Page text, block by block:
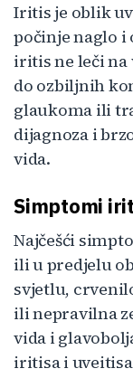
Iritis je oblik
počinje naglo i
iritis ne leči na
do ozbiljnih
glaukoma ili
dijagnoza i
vida.
Simptomi
Najčešći
ili u predjelu
svjetlu,
ili nepravilna
vida i
iritisa i